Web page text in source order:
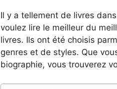
Il y a tellement de livres
voulez lire le meilleur du
livres. Ils ont été choisis
genres et de styles. Que
biographie, vous trouverez